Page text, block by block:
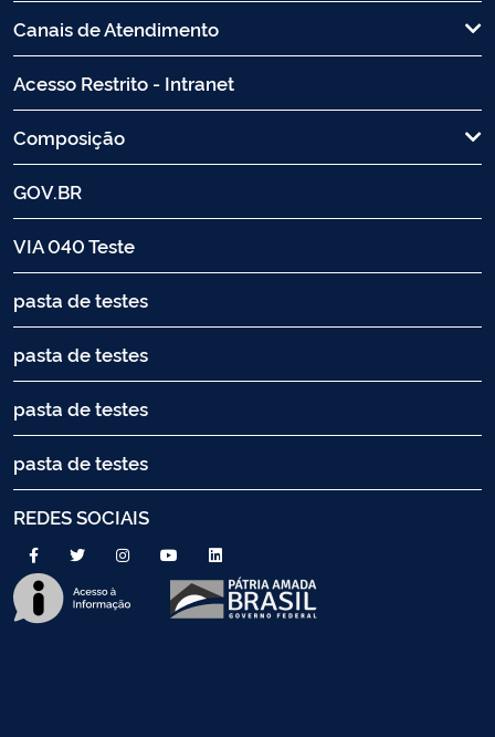
Canais de Atendimento
Acesso Restrito - Intranet
Composição
GOV.BR
VIA 040 Teste
pasta de testes
pasta de testes
pasta de testes
pasta de testes
REDES SOCIAIS